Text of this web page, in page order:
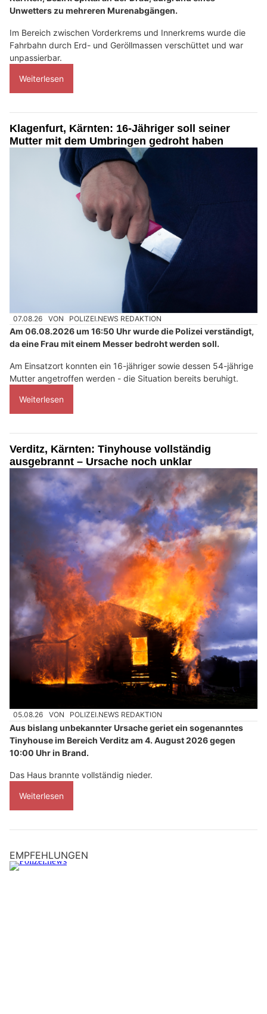
Unwetters zu mehreren Murenabgängen.
Im Bereich zwischen Vorderkrems und Innerkrems wurde die
Fahrbahn durch Erd- und Geröllmassen verschüttet und war
unpassierbar.
Weiterlesen
Klagenfurt, Kärnten: 16-Jähriger soll seiner
Mutter mit dem Umbringen gedroht haben
07.08.26 VON POLIZEI.NEWS REDAKTION
Am 06.08.2026 um 16:50 Uhr wurde die Polizei verständigt,
da eine Frau mit einem Messer bedroht werden soll.
Am Einsatzort konnten ein 16-jähriger sowie dessen 54-jährige
Mutter angetroffen werden - die Situation bereits beruhigt.
Weiterlesen
Verditz, Kärnten: Tinyhouse vollständig
ausgebrannt – Ursache noch unklar
05.08.26 VON POLIZEI.NEWS REDAKTION
Aus bislang unbekannter Ursache geriet ein sogenanntes
Tinyhouse im Bereich Verditz am 4. August 2026 gegen
10:00 Uhr in Brand.
Das Haus brannte vollständig nieder.
Weiterlesen
EMPFEHLUNGEN